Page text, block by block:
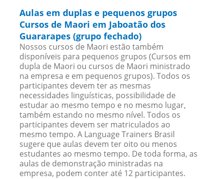
Aulas em duplas e pequenos grupos
Cursos de Maori em Jaboatão dos
Guararapes (grupo fechado)
Nossos cursos de Maori estão também
disponíveis para pequenos grupos (Cursos em
dupla de Maori ou cursos de Maori ministrado
na empresa e em pequenos grupos). Todos os
participantes devem ter as mesmas
necessidades linguísticas, possibilidade de
estudar ao mesmo tempo e no mesmo lugar,
também estando no mesmo nível. Todos os
participantes devem ser matriculados ao
mesmo tempo. A Language Trainers Brasil
sugere que aulas devem ter oito ou menos
estudantes ao mesmo tempo. De toda forma, as
aulas de demonstração ministradas na
empresa, podem conter até 12 participantes.